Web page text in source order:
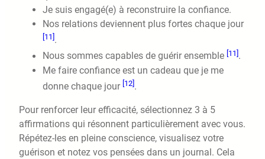
Je suis engagé(e) à reconstruire la confiance.
Nos relations deviennent plus fortes chaque jour
[11] .
Nous sommes capables de guérir ensemble [11].
Me faire confiance est un cadeau que je me
donne chaque jour [12] .
Pour renforcer leur efficacité, sélectionnez 3 à 5
affirmations qui résonnent particulièrement avec vous.
Répétez-les en pleine conscience, visualisez votre
guérison et notez vos pensées dans un journal. Cela